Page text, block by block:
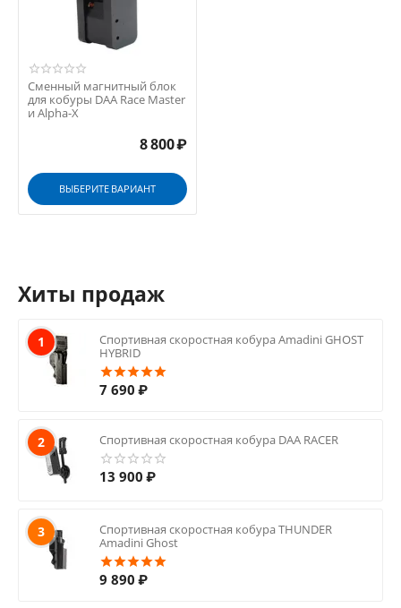
Сменный магнитный блок
для кобуры DAA Race Master
и Alpha-X
8 800₽
ВЫБЕРИТЕ ВАРИАНТ
Хиты продаж
1
Спортивная скоростная кобура Amadini GHOST
HYBRID
7 690 ₽
2 Спортивная скоростная кобура DAA RACER
13 900 ₽
3
Спортивная скоростная кобура THUNDER
Amadini Ghost
9 890 ₽